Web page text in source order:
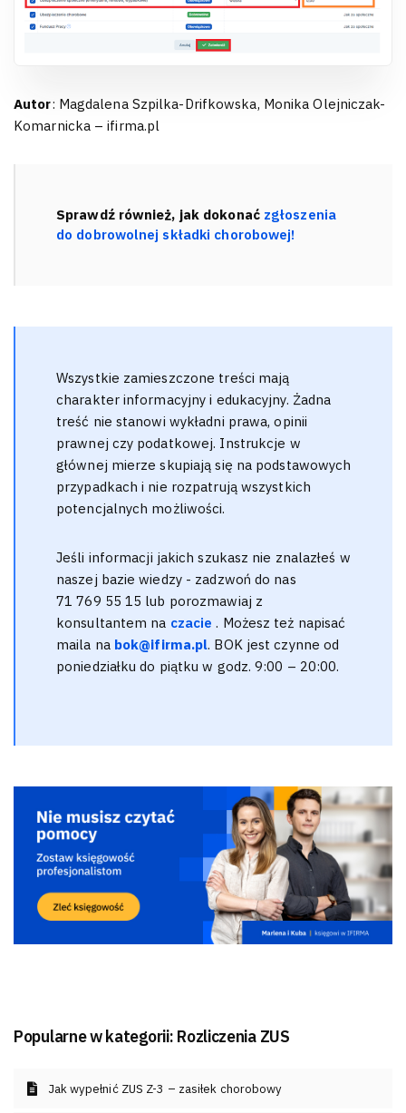
Autor: Magdalena Szpilka-Drifkowska, Monika Olejniczak-
Komarnicka – ifirma.pl
Sprawdź również, jak dokonać zgłoszenia
do dobrowolnej składki chorobowej!
Wszystkie zamieszczone treści mają
charakter informacyjny i edukacyjny. Żadna
treść nie stanowi wykładni prawa, opinii
prawnej czy podatkowej. Instrukcje w
głównej mierze skupiają się na podstawowych
przypadkach i nie rozpatrują wszystkich
potencjalnych możliwości.
Jeśli informacji jakich szukasz nie znalazłeś w
naszej bazie wiedzy - zadzwoń do nas
71 769 55 15 lub porozmawiaj z
konsultantem na czacie. Możesz też napisać
maila na bok@ifirma.pl. BOK jest czynne od
poniedziałku do piątku w godz. 9:00 – 20:00.
Popularne w kategorii: Rozliczenia ZUS
Jak wypełnić ZUS Z-3 – zasiłek chorobowy